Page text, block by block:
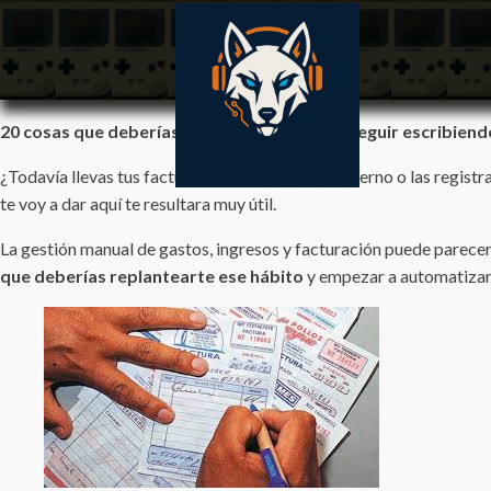
20 cosas que deberías considerar antes de seguir
¿Todavía llevas tus facturas anotadas en un cuaderno o las
te voy a dar aquí te resultara muy útil.
La gestión manual de gastos, ingresos y facturación puede
que deberías replantearte ese hábito y empezar a